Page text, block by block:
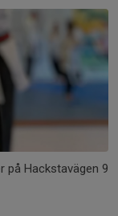
på Hackstavägen 9